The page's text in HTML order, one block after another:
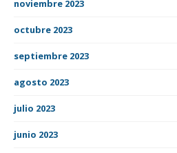
noviembre 2023
octubre 2023
septiembre 2023
agosto 2023
julio 2023
junio 2023